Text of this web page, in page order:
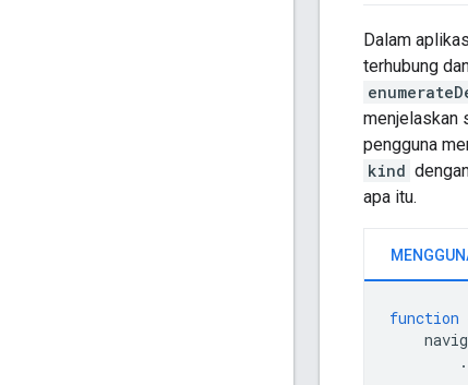
Dalam
terhubung
menjelaskan
pengguna
kind
apa itu.
function
.